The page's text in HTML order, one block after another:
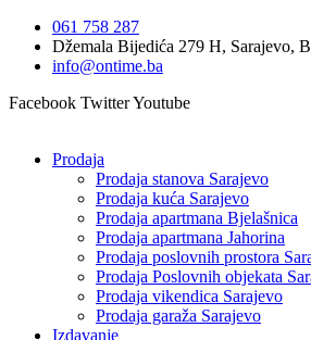
sadržaj
061 758 287
Džemala Bijedića 279 H, Sarajevo,
info@ontime.ba
Facebook TwitterYoutube
Prodaja
Prodaja stanova Sarajevo
Prodaja kuća Sarajevo
Prodaja apartmana Bjelašnica
Prodaja apartmana Jahorina
Prodaja poslovnih prostora
Prodaja Poslovnih objekata
Prodaja vikendica Sarajevo
Prodaja garaža Sarajevo
Izdavanje